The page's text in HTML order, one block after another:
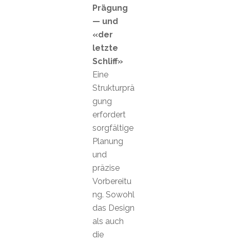
Prägung
— und
«der
letzte
Schliff»
Eine
Strukturprä
gung
erfordert
sorgfältige
Planung
und
präzise
Vorbereitu
ng. Sowohl
das Design
als auch
die